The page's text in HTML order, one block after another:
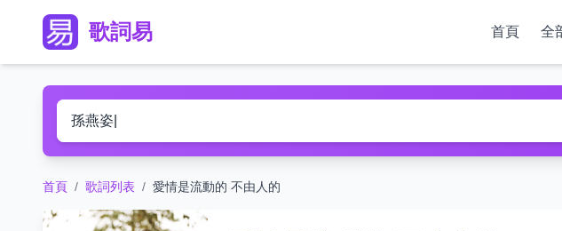
歌詞易 首頁 全
首頁 / 歌詞列表 / 愛情是流動的 不由人的